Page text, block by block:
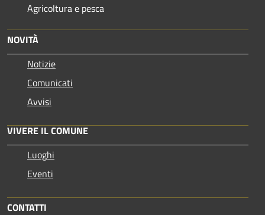
Agricoltura e pesca
NOVITÀ
Notizie
Comunicati
Avvisi
VIVERE IL COMUNE
Luoghi
Eventi
CONTATTI